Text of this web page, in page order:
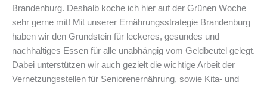
Brandenburg. Deshalb koche ich hier auf der Grünen Woche
sehr gerne mit! Mit unserer Ernährungsstrategie Brandenburg
haben wir den Grundstein für leckeres, gesundes und
nachhaltiges Essen für alle unabhängig vom Geldbeutel gelegt.
Dabei unterstützen wir auch gezielt die wichtige Arbeit der
Vernetzungsstellen für Seniorenernährung, sowie Kita- und